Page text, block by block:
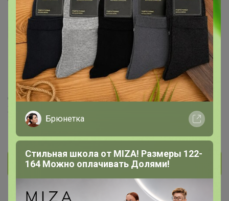
375 4
На сайте 2 мая, 2021 20:17
День рождения 25 августа
Железногорск
В клубе с 5 мая 2012 г.
Личное сообщение
Брюнетка
Стильная школа от MIZA! Размеры 122-
164 Можно оплачивать Долями!